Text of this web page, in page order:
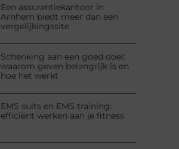
Een assurantiekantoor in
Arnhem biedt meer dan een
vergelijkingssite
Schenking aan een goed doel:
waarom geven belangrijk is en
hoe het werkt
EMS suits en EMS training:
efficiënt werken aan je fitness